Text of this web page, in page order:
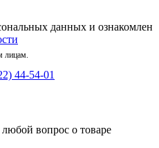
данных и ознакомлен
лицам.
44-54-01
вопрос о товаре